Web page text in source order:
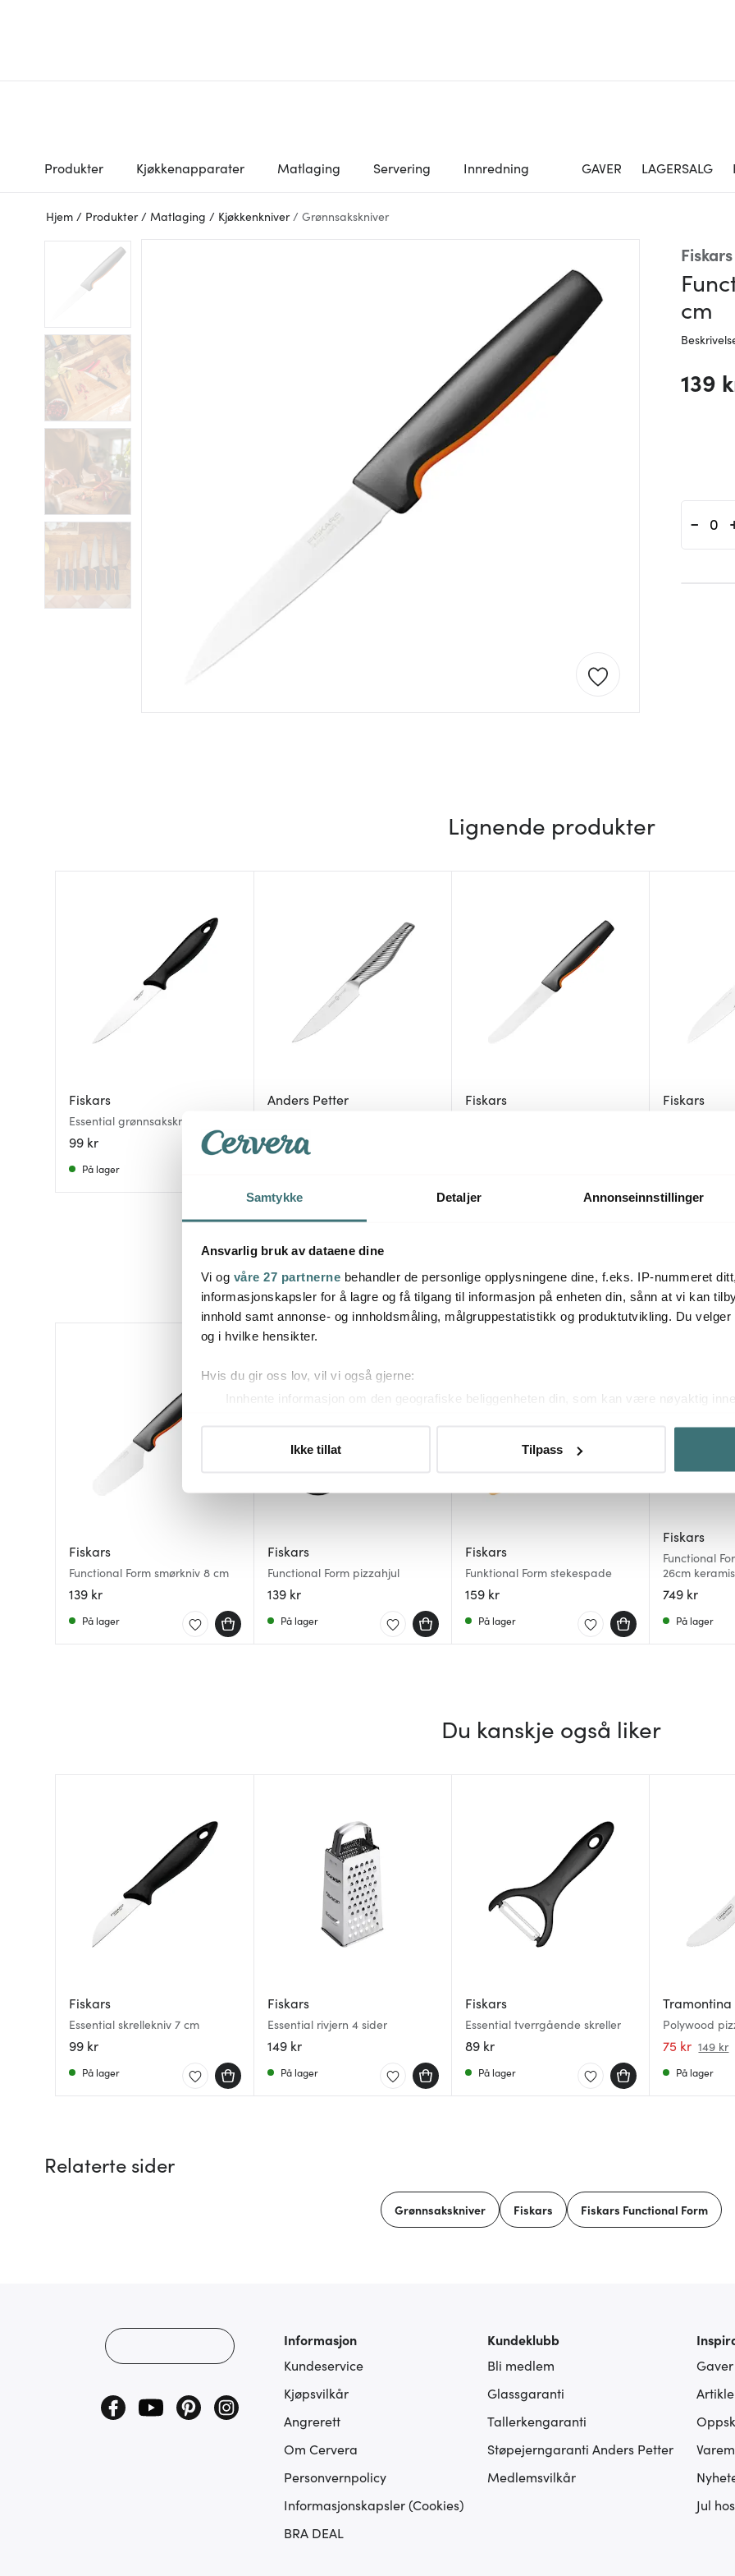
Samtykke Detaljer Annonseinnstillinger
Ansvarlig bruk av dataene dine
Vi og våre 27 partnerne behandler de personlige opplysningene dine, f.eks. IP-nummeret
informasjonskapsler for å lagre og få tilgang til informasjon på enheten din, sånn at vi kan
innhold samt annonse- og innholdsmåling, målgruppestatistikk og produktutvikling. Du
og i hvilke hensikter.
Hvis du gir oss lov, vil vi også gjerne:
Innhente informasjon om den geografiske beliggenheten din, som kan være nøyaktig
Du kan hele tiden endre eller trekke tilbake ditt samtykke fra erklæringen om
Vi bruker informasjonskapsler for å gi innhold og annonser et personlig preg, for å levere
sosiale medier, annonsering og analysearbeid, som kan kombinere den med annen
dem, eller som de har samlet inn gjennom din bruk av tjenestene deres.
Ikke tillat Tilpass
Produkter Kjøkkenapparater Matlaging Servering Innredning GAVER LAGERSALG
Hjem / Produkter / Matlaging / Kjøkkenkniver / Grønnsakskniver
Fiskars
cm
139
-
Lignende produkter
Fiskars
Essential grønnsakskniv 11 cm
99 kr
På lager
Anders Petter
stål
349 kr
Fiskars Fiskars
Mer fra samme serie
Fiskars
Functional Form smørkniv 8 cm
139 kr
På lager
Fiskars
Functional Form pizzahjul
139 kr
På lager
Fiskars
Funktional Form stekespade
159 kr
På lager
Fiskars
Functional
26cm
749 kr
På lager
Du kanskje også liker
Fiskars
Essential skrellekniv 7 cm
99 kr
På lager
Fiskars
Essential rivjern 4 sider
149 kr
På lager
Fiskars
Essential tverrgående skreller
89 kr
På lager
Tramontina
Polywood
75 kr 149 kr
På lager
Relaterte sider
Grønnsakskniver Fiskars Fiskars Functional Form
Informasjon
Kundeservice
Kjøpsvilkår
Angrerett
Om Cervera
Personvernpolicy
Informasjonskapsler (Cookies)
BRA DEAL
Kundeklubb
Bli medlem
Glassgaranti
Tallerkengaranti
Støpejerngaranti Anders Petter
Medlemsvilkår
Gaver
Jul